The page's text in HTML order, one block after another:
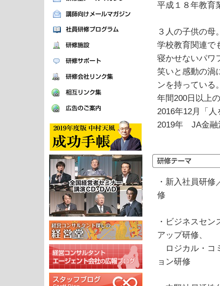
平成１８年教育
３人の子供の母
学校教育関連で
寝かせないパワ
笑いと感動の渦
ンを持っている
年間200日以上
2016年12月「
2019年 JA金
・新入社員研
・ビジネスセ
アップ研修、
ロジカル・コ
ョン研修